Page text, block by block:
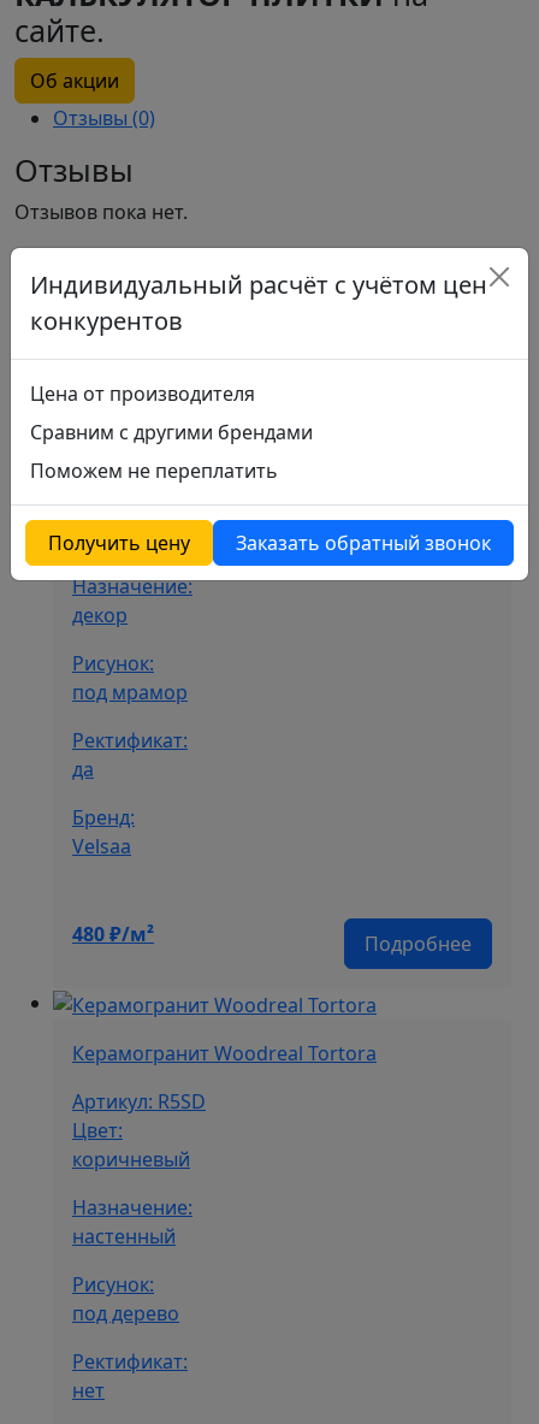
сайте.
Об акции
Отзывы (0)
Отзывы
Отзывов пока нет.
данный товар, могут публиковать отзывы.
Похожие
Керамогранит Mosaic Mosaic Versace Gold
Артикул: RP-114722
Цвет:
коричневый
Назначение:
декор
Рисунок:
под мрамор
Ректификат:
да
Бренд:
Velsaa
Подробнее
480₽/м²
Керамогранит Woodreal Tortora
Артикул: R5SD
Цвет:
коричневый
Назначение:
настенный
Рисунок:
под дерево
Ректификат:
нет
Индивидуальный расчёт с учётом цен
конкурентов
Цена от производителя
Сравним с другими брендами
Поможем не переплатить
Получить цену Заказать обратный звонок